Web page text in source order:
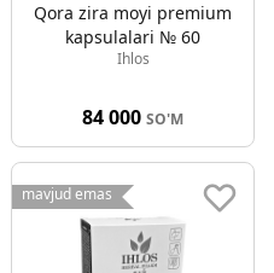
Qora zira moyi premium
kapsulalari № 60
Ihlos
84 000 SO'M
mavjud emas